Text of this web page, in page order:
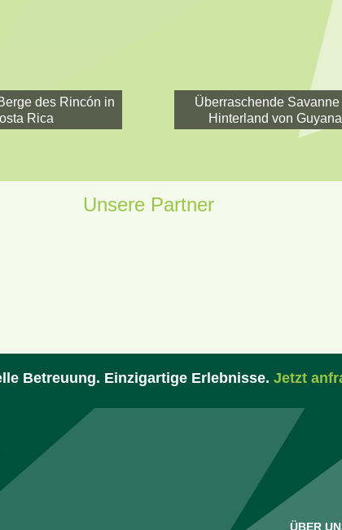
des Rincón in
Rica
Überraschende Savanne
Hinterland von Guyana
Unsere Partner
Betreuung. Einzigartige Erlebnisse. Jetzt
ÜBER